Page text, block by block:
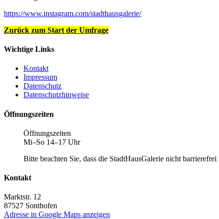
https://www.instagram.com/stadthausgalerie/
Zurück zum Start der Umfrage
Wichtige Links
Kontakt
Impressum
Datenschutz
Datenschutzhinweise
Öffnungszeiten
Öffnungszeiten
Mi–So 14–17 Uhr
Bitte beachten Sie, dass die StadtHausGalerie nicht barrierefrei
Kontakt
Marktstr. 12
87527 Sonthofen
Adresse in Google Maps anzeigen